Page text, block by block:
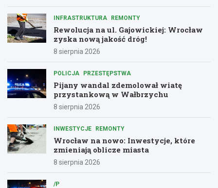
INFRASTRUKTURA REMONTY
Rewolucja na ul. Gajowickiej: Wrocław
zyska nową jakość dróg!
8 sierpnia 2026
POLICJA PRZESTĘPSTWA
Pijany wandal zdemolował wiatę
przystankową w Wałbrzychu
8 sierpnia 2026
INWESTYCJE REMONTY
Wrocław na nowo: Inwestycje, które
zmieniają oblicze miasta
8 sierpnia 2026
/P